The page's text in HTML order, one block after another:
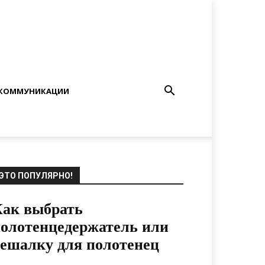
ПОПУЛЯРНО!
выбрать
или
для полотенец
12.12.2019